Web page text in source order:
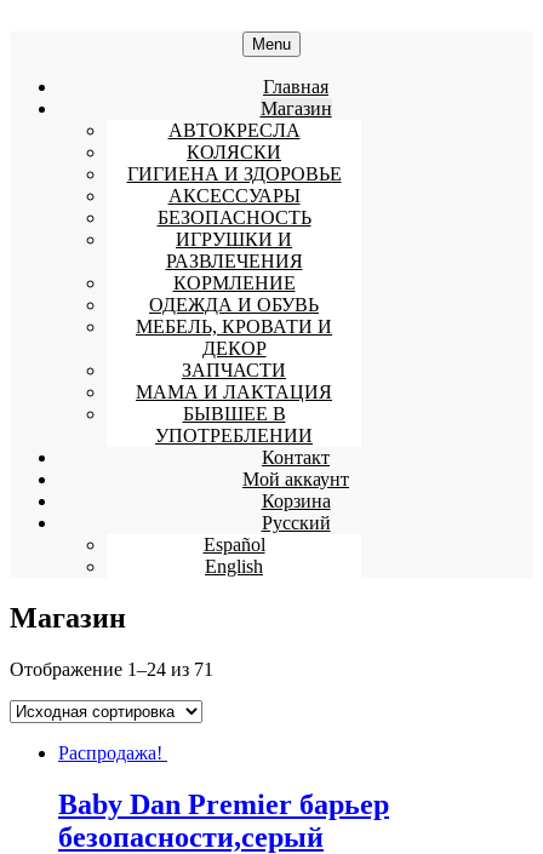
Menu
Главная
Магазин
АВТОКРЕСЛА
КОЛЯСКИ
ГИГИЕНА И ЗДОРОВЬЕ
АКСЕССУАРЫ
БЕЗОПАСНОСТЬ
ИГРУШКИ И
РАЗВЛЕЧЕНИЯ
КОРМЛЕНИЕ
ОДЕЖДА И ОБУВЬ
МЕБЕЛЬ, КРОВАТИ И
ДЕКОР
ЗАПЧАСТИ
МАМА И ЛАКТАЦИЯ
БЫВШЕЕ В
УПОТРЕБЛЕНИИ
Контакт
Мой аккаунт
Корзина
Русский
Español
English
Магазин
Отображение 1–24 из 71
Распродажа!
Baby Dan Premier барьер
безопасности,серый